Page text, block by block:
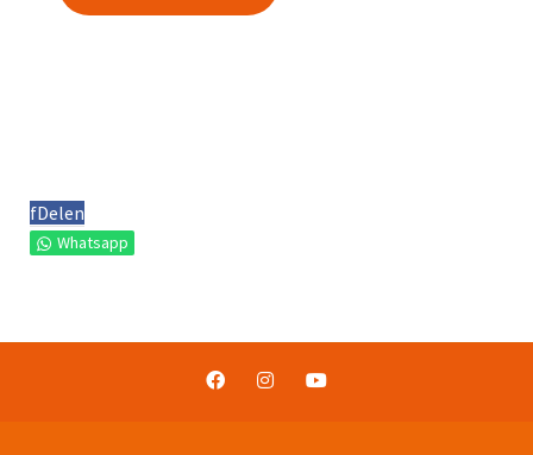
fDelen
Whatsapp